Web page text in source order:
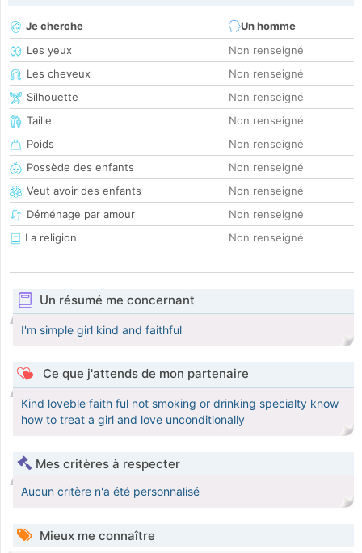
Je cherche
Un homme
Les yeux
Non renseigné
Les cheveux
Non renseigné
Silhouette
Non renseigné
Taille
Non renseigné
Poids
Non renseigné
Possède des enfants
Non renseigné
Veut avoir des enfants
Non renseigné
Déménage par amour
Non renseigné
La religion
Non renseigné
Un résumé me concernant
I'm simple girl kind and faithful
Ce que j'attends de mon partenaire
Kind loveble faith ful not smoking or drinking specialty know
how to treat a girl and love unconditionally
Mes critères à respecter
Aucun critère n'a été personnalisé
Mieux me connaître